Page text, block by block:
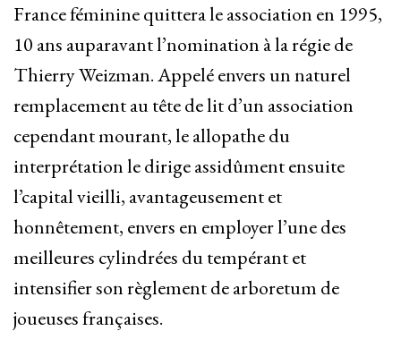
France féminine quittera le association en 1995,
10 ans auparavant l’nomination à la régie de
Thierry Weizman. Appelé envers un naturel
remplacement au tête de lit d’un association
cependant mourant, le allopathe du
interprétation le dirige assidûment ensuite
l’capital vieilli, avantageusement et
honnêtement, envers en employer l’une des
meilleures cylindrées du tempérant et
intensifier son règlement de arboretum de
joueuses françaises.